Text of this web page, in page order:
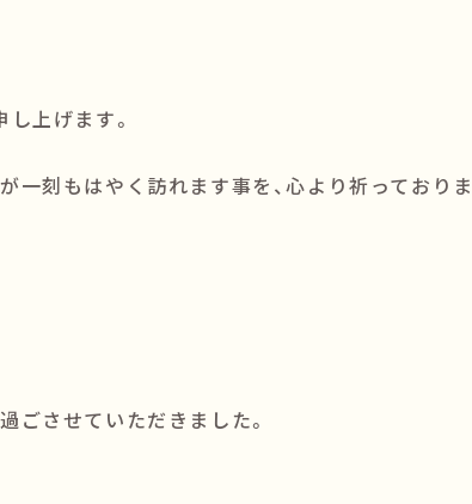
上げます。
一刻もはやく訪れます事を、心より祈っておりま
ごさせていただきました。